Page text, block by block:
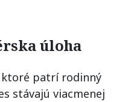
úloha
ktoré patrí rodinný
stávajú viacmenej